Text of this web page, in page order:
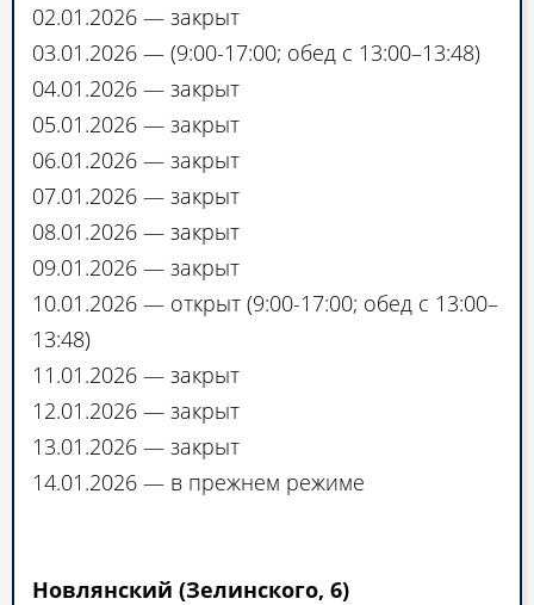
02.01.2026 — закрыт
03.01.2026 — (9:00-17:00; обед с 13:00–13:48)
04.01.2026 — закрыт
05.01.2026 — закрыт
06.01.2026 — закрыт
07.01.2026 — закрыт
08.01.2026 — закрыт
09.01.2026 — закрыт
10.01.2026 — открыт (9:00-17:00; обед с 13:00–
13:48)
11.01.2026 — закрыт
12.01.2026 — закрыт
13.01.2026 — закрыт
14.01.2026 — в прежнем режиме
Новлянский (Зелинского, 6)